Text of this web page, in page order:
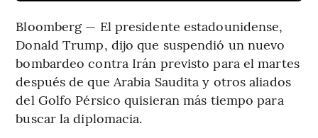
Bloomberg — El presidente estadounidense,
Donald Trump, dijo que suspendió un nuevo
bombardeo contra Irán previsto para el martes
después de que Arabia Saudita y otros aliados
del Golfo Pérsico quisieran más tiempo para
buscar la diplomacia.